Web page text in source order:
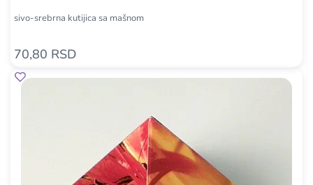
sivo-srebrna kutijica sa mašnom
70,80 RSD